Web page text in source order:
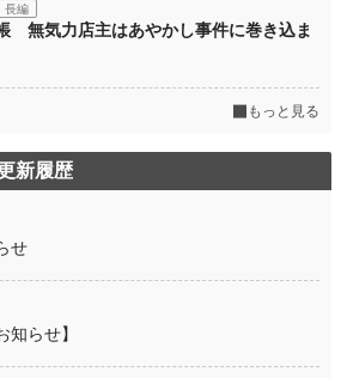
長編
無気力店主はあやかし事件に巻き込ま
もっと見る
新履歴
せ
知らせ】